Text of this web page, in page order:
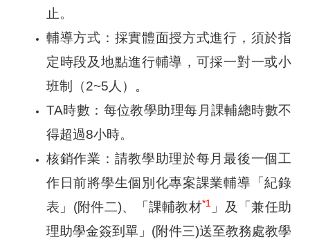
止。
輔導方式：採實體面授方式進行，須於指
定時段及地點進行輔導，可採一對一或小
班制（2~5人）。
TA時數：每位教學助理每月課輔總時數不
得超過8小時。
核銷作業：請教學助理於每月最後一個工
作日前將學生個別化專案課業輔導「紀錄
表」(附件二)、「課輔教材*1
」及「兼任助
理助學金簽到單」(附件三)送至教務處教學